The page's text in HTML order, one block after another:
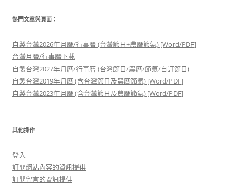
熱門文章與頁面︰
自製台灣2026年月曆/行事曆 (台灣節日+農曆節氣) [Word/PDF]
台灣月曆/行事曆下載
自製台灣2027年月曆/行事曆 (台灣節日/農曆/節氣/自訂節日)
自製台灣2019年月曆 (含台灣節日及農曆節氣) [Word/PDF]
自製台灣2023年月曆 (含台灣節日及農曆節氣) [Word/PDF]
其他操作
登入
訂閱網站內容的資訊提供
訂閱留言的資訊提供